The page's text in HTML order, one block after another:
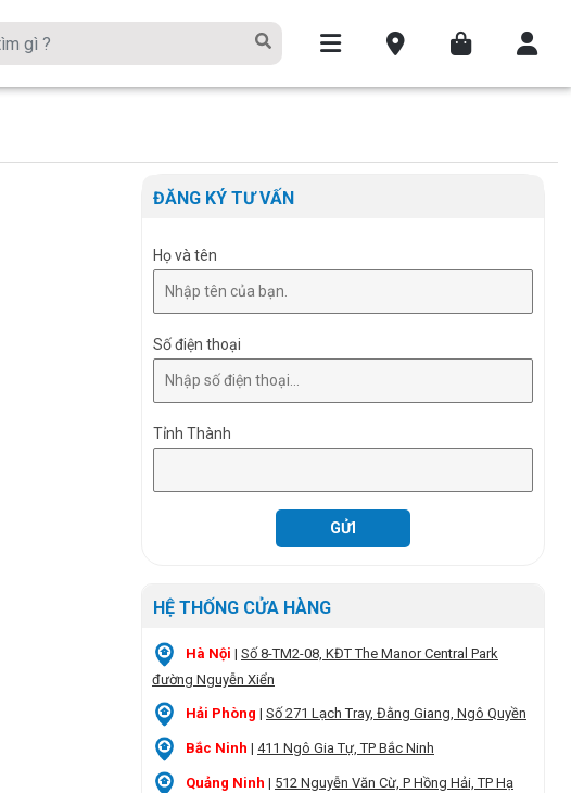
ĐĂNG KÝ TƯ VẤN
Họ và tên
Số điện thoại
Tỉnh Thành
HỆ THỐNG CỬA HÀNG
Hà Nội | Số 8-TM2-08, KĐT The Manor Central Park
đường Nguyễn Xiển
Hải Phòng | Số 271 Lạch Tray, Đằng Giang, Ngô Quyền
Bắc Ninh | 411 Ngô Gia Tự, TP Bắc Ninh
Quảng Ninh | 512 Nguyễn Văn Cừ, P Hồng Hải, TP Hạ